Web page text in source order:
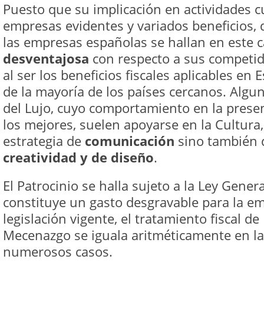
Puesto que su implicación en actividades
empresas evidentes y variados beneficios,
las empresas españolas se hallan en este
desventajosa con respecto a sus
al ser los beneficios fiscales aplicables en
de la mayoría de los países cercanos.
del Lujo, cuyo comportamiento en la
los mejores, suelen apoyarse en la
estrategia de comunicación sino también
creatividad y de diseño.
El Patrocinio se halla sujeto a la Ley
constituye un gasto desgravable para la
legislación vigente, el tratamiento fiscal de
Mecenazgo se iguala aritméticamente en
numerosos casos.